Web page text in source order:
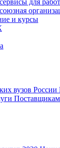
и курсы
вузов России
Поставщикам